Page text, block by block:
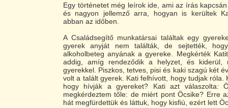
Egy történetet még leírok ide, ami az írás
és nagyon jellemző arra, hogyan is kerültek
abban az időben.
A Családsegítő munkatársai találtak egy
gyerek anyját nem találták, de sejtették,
alkoholbeteg anyának a gyereke. Megkérték
addig, amíg rendeződik a helyzet, és
gyerekkel. Piszkos, tetves, pisi és kaki szagú két
volt a talált gyerek. Kati felhívott, hogy tudjak róla.
hogy hívják a gyereket? Kati azt válaszolta:
megkérdeztem tőle: de miért pont Öcsike? Erre
hát megfürdettük és láttuk, hogy kisfiú, ezért lett